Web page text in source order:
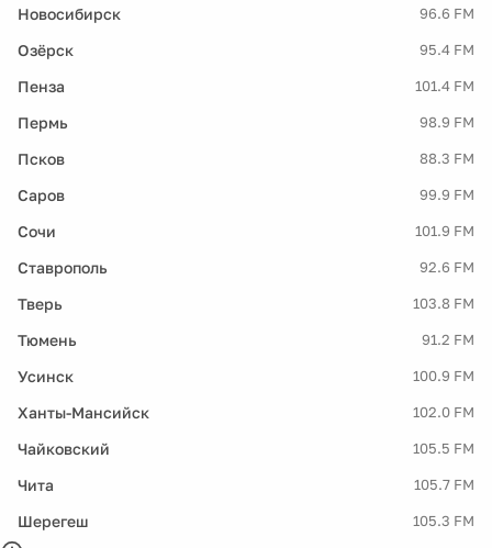
Новосибирск 96.6 FM
Озёрск 95.4 FM
Пенза 101.4 FM
Пермь 98.9 FM
Псков 88.3 FM
Саров 99.9 FM
Сочи 101.9 FM
Ставрополь 92.6 FM
Тверь 103.8 FM
Тюмень 91.2 FM
Усинск 100.9 FM
Ханты-Мансийск 102.0 FM
Чайковский 105.5 FM
Чита 105.7 FM
Шерегеш 105.3 FM